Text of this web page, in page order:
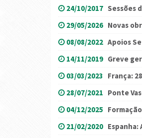
24/10/2017 Sessões
29/05/2026 Novas
08/08/2022 Apoios
14/11/2019 Greve
03/03/2023 França:
28/07/2021 Ponte
04/12/2025
21/02/2020